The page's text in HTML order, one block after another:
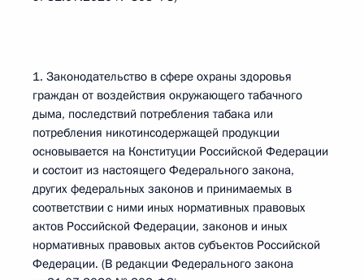
1. Законодательство в сфере охраны здоровья
граждан от воздействия окружающего табачного
дыма, последствий потребления табака или
потребления никотинсодержащей продукции
основывается на Конституции Российской Федерации
и состоит из настоящего Федерального закона,
других федеральных законов и принимаемых в
соответствии с ними иных нормативных правовых
актов Российской Федерации, законов и иных
нормативных правовых актов субъектов Российской
Федерации. (В редакции Федерального закона